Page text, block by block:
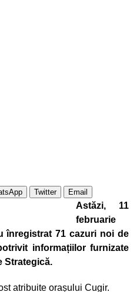
Twitter Email
Astăzi, 11
februarie
înregistrat 71 cazuri noi de
informațiilor furnizate
Strategică.
atribuite orașului Cugir.